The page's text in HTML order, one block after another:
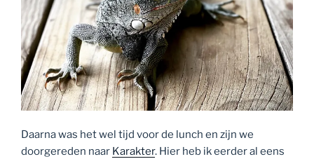
Daarna was het wel tijd voor de lunch en zijn we
doorgereden naar Karakter. Hier heb ik eerder al eens